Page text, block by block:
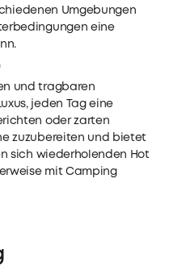
Umgebungen
eine
und tragbaren
jeden Tag eine
oder zarten
zuzubereiten und bietet
sich wiederholenden Hot
mit Camping